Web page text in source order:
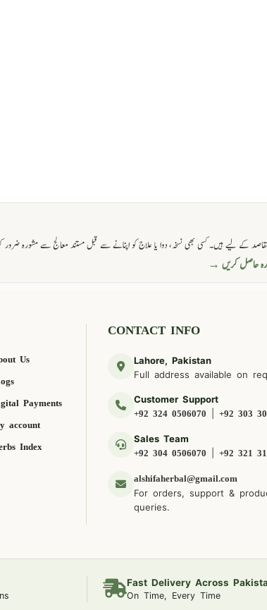
کے لیے ہیں۔ کسی بھی نسخہ، دوا یا علاج کو اپنانے سے قبل مستند معالج سے مشورہ
حاصل کریں →
Us
Payments
account
Index
CONTACT INFO
Lahore, Pakistan
Full address available on
Customer Support
+92 324 0506070 |+92 303
Sales Team
+92 304 0506070 |+92 321
alshifaherbal@gmail.com
For orders, support &
queries.
Fast Delivery Across
On Time, Every Time